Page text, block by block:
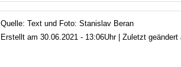
Quelle: Text und Foto: Stanislav Beran
Erstellt am 30.06.2021 - 13:06Uhr | Zuletzt